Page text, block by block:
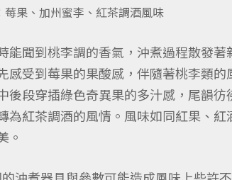
莓果、加州蜜李、紅茶調酒風味
能聞到桃李調的香氣，沖煮過程散發著
感受到莓果的果酸感，伴隨著桃李類的
後段穿插綠色奇異果的多汁感， 尾韻彷
為紅茶調酒的風情。 風味如同紅果、紅
。